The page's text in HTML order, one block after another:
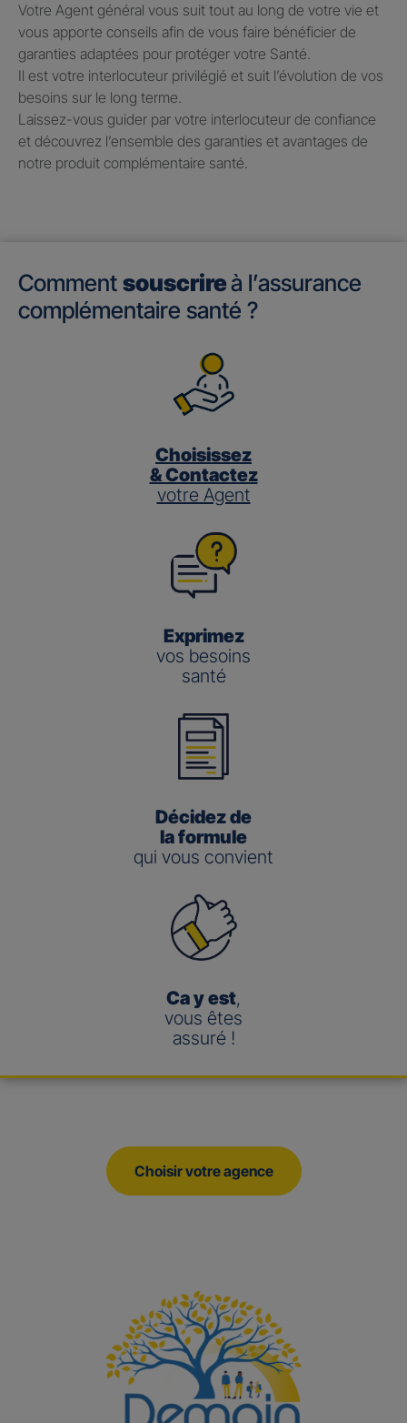
Votre Agent général vous suit tout au long de votre vie et
vous apporte conseils afin de vous faire bénéficier de
garanties adaptées pour protéger votre Santé.​
Il est votre interlocuteur privilégié et suit l’évolution de vos
besoins sur le long terme.​
Laissez-vous guider par votre interlocuteur de confiance
et découvrez l’ensemble des garanties et avantages de
notre produit complémentaire santé.
Comment souscrireà l’assurance
complémentaire santé ?
Choisissez
& Contactez
votre Agent
Exprimez
vos besoins
santé
Décidez de
la formule
qui vous convient
Ca y est,
vous êtes
assuré !
Choisir votre agence